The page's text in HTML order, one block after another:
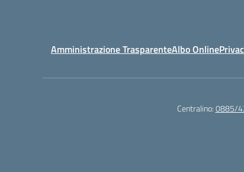
Amministrazione TrasparenteAlbo Online
Centralino:0885/